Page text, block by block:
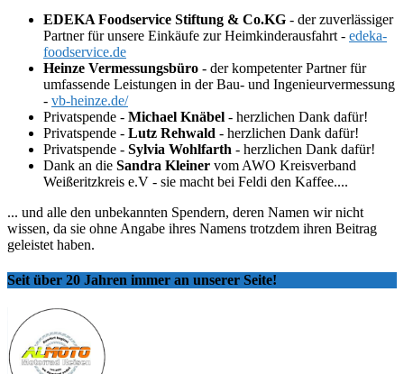
EDEKA Foodservice Stiftung & Co.KG - der zuverlässiger
Partner für unsere Einkäufe zur Heimkinderausfahrt - edeka-
foodservice.de
Heinze Vermessungsbüro - der kompetenter Partner für
umfassende Leistungen in der Bau- und Ingenieurvermessung
- vb-heinze.de/
Privatspende - Michael Knäbel - herzlichen Dank dafür!
Privatspende - Lutz Rehwald - herzlichen Dank dafür!
Privatspende - Sylvia Wohlfarth - herzlichen Dank dafür!
Dank an die Sandra Kleiner vom AWO Kreisverband
Weißeritzkreis e.V - sie macht bei Feldi den Kaffee....
... und alle den unbekannten Spendern, deren Namen wir nicht
wissen, da sie ohne Angabe ihres Namens trotzdem ihren Beitrag
geleistet haben.
Seit über 20 Jahren immer an unserer Seite!